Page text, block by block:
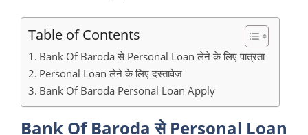
Table of Contents
Bank Of Baroda से Personal Loan लेने के लिए पात्रता
Personal Loan लेने के लिए दस्तावेज
Bank Of Baroda Personal Loan Apply
Bank Of Baroda से Personal Loan